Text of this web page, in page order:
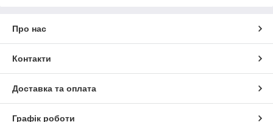
Про нас
Контакти
Доставка та оплата
Графік роботи